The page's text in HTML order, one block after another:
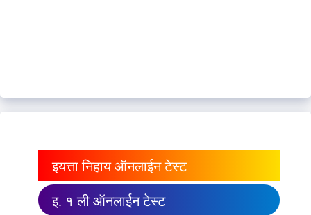
इयत्ता निहाय ऑनलाईन टेस्ट
इ. १ ली ऑनलाईन टेस्ट